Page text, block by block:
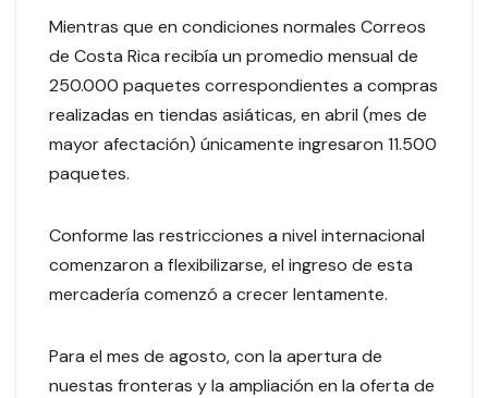
Mientras que en condiciones normales Correos
de Costa Rica recibía un promedio mensual de
250.000 paquetes correspondientes a compras
realizadas en tiendas asiáticas, en abril (mes de
mayor afectación) únicamente ingresaron 11.500
paquetes.
Conforme las restricciones a nivel internacional
comenzaron a flexibilizarse, el ingreso de esta
mercadería comenzó a crecer lentamente.
Para el mes de agosto, con la apertura de
nuestas fronteras y la ampliación en la oferta de